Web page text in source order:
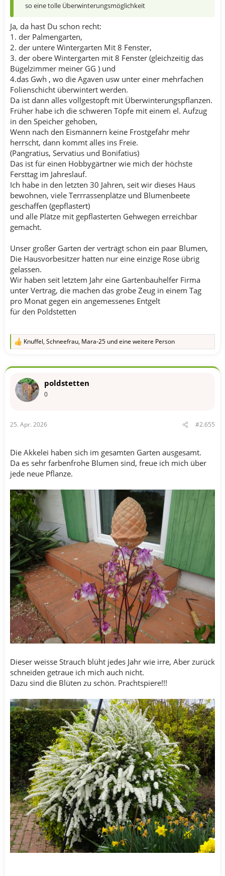
so eine tolle Überwinterungsmöglichkeit
Ja, da hast Du schon recht:
1. der Palmengarten,
2. der untere Wintergarten Mit 8 Fenster,
3. der obere Wintergarten mit 8 Fenster (gleichzeitig das
Bügelzimmer meiner GG ) und
4.das Gwh , wo die Agaven usw unter einer mehrfachen
Folienschicht überwintert werden.
Da ist dann alles vollgestopft mit Überwinterungspflanzen.
Früher habe ich die schweren Töpfe mit einem el. Aufzug
in den Speicher gehoben,
Wenn nach den Eismännern keine Frostgefahr mehr
herrscht, dann kommt alles ins Freie.
(Pangratius, Servatius und Bonifatius)
Das ist für einen Hobbygärtner wie mich der höchste
Fersttag im Jahreslauf.
Ich habe in den letzten 30 Jahren, seit wir dieses Haus
bewohnen, viele Terrrassenplätze und Blumenbeete
geschaffen (gepflastert)
und alle Plätze mit gepflasterten Gehwegen erreichbar
gemacht.
Unser großer Garten der verträgt schon ein paar Blumen,
Die Hausvorbesitzer hatten nur eine einzige Rose übrig
gelassen.
Wir haben seit letztem Jahr eine Gartenbauhelfer Firma
unter Vertrag, die machen das grobe Zeug in einem Tag
pro Monat gegen ein angemessenes Entgelt
für den Poldstetten
R
k
o
:
Knuffel, Schneefrau, Mara-25 und eine weitere Person
poldstetten
0
25. Apr. 2026 #2.655
Die Akkelei haben sich im gesamten Garten ausgesamt.
Da es sehr farbenfrohe Blumen sind, freue ich mich über
jede neue Pflanze.
Dieser weisse Strauch blüht jedes Jahr wie irre, Aber zurück
schneiden getraue ich mich auch nicht.
Dazu sind die Blüten zu schön. Prachtspiere!!!